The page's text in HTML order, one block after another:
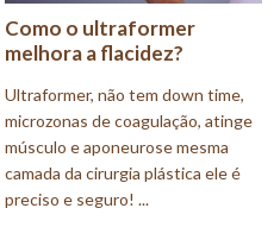
Como o ultraformer
melhora a flacidez?
Ultraformer, não tem down time,
microzonas de coagulação, atinge
músculo e aponeurose mesma
camada da cirurgia plástica ele é
preciso e seguro! ...